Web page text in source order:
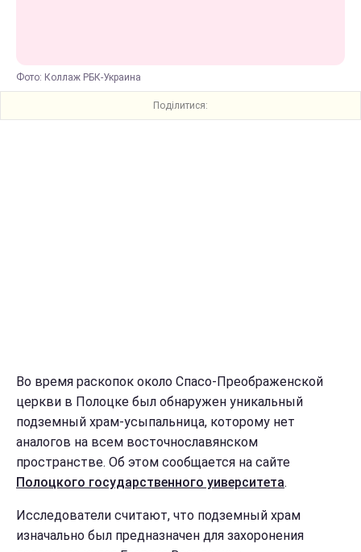
Фото: Коллаж РБК-Украина
Поділитися:
Во время раскопок около Спасо-Преображенской
церкви в Полоцке был обнаружен уникальный
подземный храм-усыпальница, которому нет
аналогов на всем восточнославянском
пространстве. Об этом сообщается на сайте
Полоцкого государственного уиверситета.
Исследователи считают, что подземный храм
изначально был предназначен для захоронения